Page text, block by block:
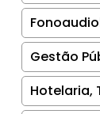
Gestão
Hotelaria,